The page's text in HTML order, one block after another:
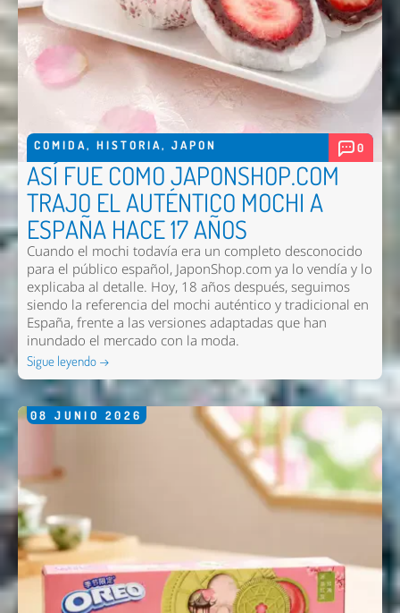
COMIDA, HISTORIA, JAPON 0
ASÍ FUE COMO JAPONSHOP.COM
TRAJO EL AUTÉNTICO MOCHI A
ESPAÑA HACE 17 AÑOS
Cuando el mochi todavía era un completo desconocido
para el público español, JaponShop.com ya lo vendía y lo
explicaba al detalle. Hoy, 18 años después, seguimos
siendo la referencia del mochi auténtico y tradicional en
España, frente a las versiones adaptadas que han
inundado el mercado con la moda.
Sigue leyendo →
08 JUNIO 2026